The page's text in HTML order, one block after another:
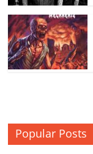
Popular Posts